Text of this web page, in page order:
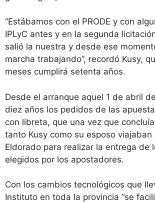
“Estábamos con el PRODE y con
IPLyC antes y en la segunda
salió la nuestra y desde ese
marcha trabajando”, recordó Kusy,
meses cumplirá setenta años.
Desde el arranque aquel 1 de abril
diez años los pedidos de las
con libreta, que una vez que
tanto Kusy como su esposo
Eldorado para realizar la entrega de
elegidos por los apostadores.
Con los cambios tecnológicos que
Instituto en toda la provincia “se